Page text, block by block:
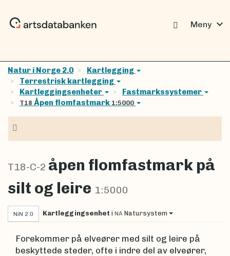
Meny expand_more
Natur i Norge 2.0
Kartlegging
Terrestrisk kartlegging
Kartleggingsenheter
Fastmarkssystemer
T18 Åpen flomfastmark 1:5000
T18-C-2 åpen flomfastmark på
silt og leire 1:5000
NiN 2.0 Kartleggingsenhet i NA Natursystem
Forekommer på elveører med silt og leire på
beskyttede steder, ofte i indre del av elveører,